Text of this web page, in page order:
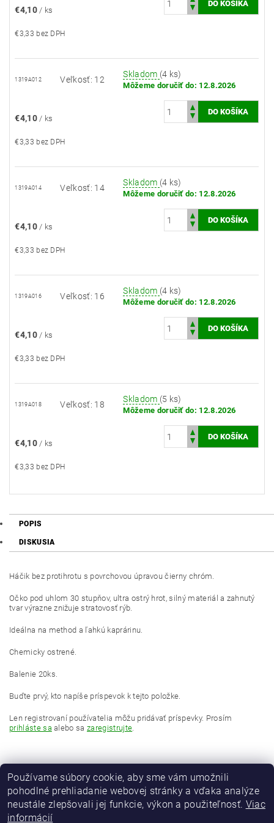
€4,10 / ks
€3,33 bez DPH
1319A012 Veľkosť: 12
Skladom (4 ks)
Môžeme doručiť do: 12.8.2026
€4,10 / ks
€3,33 bez DPH
1319A014 Veľkosť: 14
Skladom (4 ks)
Môžeme doručiť do: 12.8.2026
€4,10 / ks
€3,33 bez DPH
1319A016 Veľkosť: 16
Skladom (4 ks)
Môžeme doručiť do: 12.8.2026
€4,10 / ks
€3,33 bez DPH
1319A018 Veľkosť: 18
Skladom (5 ks)
Môžeme doručiť do: 12.8.2026
€4,10 / ks
€3,33 bez DPH
POPIS
DISKUSIA
Háčik bez protihrotu s povrchovou úpravou čierny chróm.
Očko pod uhlom 30 stupňov, ultra ostrý hrot, silný materiála zahnutý
tvar výrazne znižuje stratovosť rýb.
Ideálna na method a ľahkú kaprárinu.
Chemicky ostrené.
Balenie 20ks.
Buďte prvý, kto napíše príspevok k tejto položke.
Len registrovaní používatelia môžu pridávať príspevky. Prosím
prihláste sa alebo sazaregistrujte.
Používame súbory cookie, aby sme vám umožnili
pohodlné prehliadanie webovej stránky a vďaka analýze
neustále zlepšovali jej funkcie, výkon a použiteľnosť. Viac
informácií